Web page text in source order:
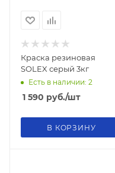
Краска резиновая
SOLEX серый 3кг
Есть в наличии: 2
1 590 руб./шт
В КОРЗИНУ